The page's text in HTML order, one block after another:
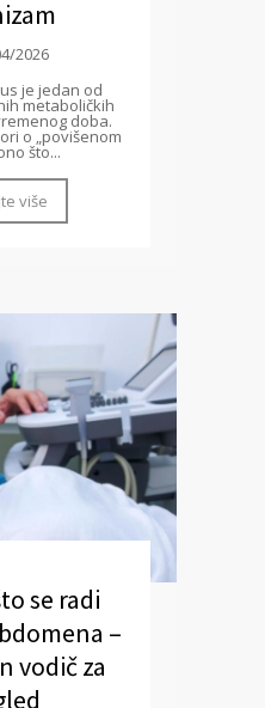
2026
je jedan od
metaboličkih
doba.
o „povišenom
što...
više
se radi
–
vodič za